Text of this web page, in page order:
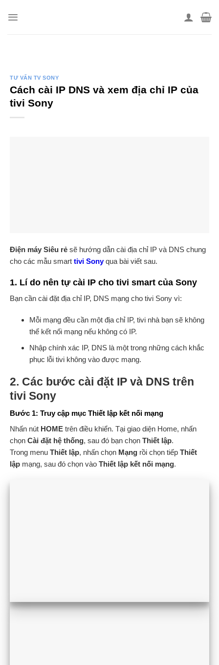
TƯ VẤN TV SONY
Cách cài IP DNS và xem địa chỉ IP của
tivi Sony
Điện máy Siêu rẻ sẽ hướng dẫn cài địa chỉ IP và DNS chung
cho các mẫu smart tivi Sonyqua bài viết sau.
1. Lí do nên tự cài IP cho tivi smart của Sony
Bạn cần cài đặt địa chỉ IP, DNS mạng cho tivi Sony vì:
Mỗi mạng đều cần một địa chỉ IP, tivi nhà bạn sẽ không
thể kết nối mạng nếu không có IP.
Nhập chính xác IP, DNS là một trong những cách khắc
phục lỗi tivi không vào được mạng.
2. Các bước cài đặt IP và DNS trên
tivi Sony
Bước 1: Truy cập mục Thiết lập kết nối mạng
Nhấn nút HOME trên điều khiển. Tại giao diện Home, nhấn
chọn Cài đặt hệ thống, sau đó bạn chọn Thiết lập.
Trong menu Thiết lập, nhấn chọn Mạng rồi chọn tiếp Thiết
lập mạng, sau đó chọn vào Thiết lập kết nối mạng.